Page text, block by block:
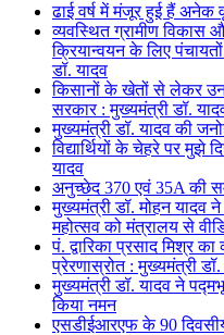
ढाई वर्ष में मंजूर हुई हैं अनेक
व्यवस्थित ग्रामीण विकास
क्रियान्वयन के लिए
डॉ. यादव
किसानों के खेतों से लेकर
सरकार : मुख्यमंत्री डॉ.
मुख्यमंत्री डॉ. यादव की
विद्यार्थियों के चेहरे पर मुझे
यादव
अनुच्छेद 370 एवं 35A की
मुख्यमंत्री डॉ. मोहन यादव
महोत्सव को मंत्रालय से
पं. द्वारिका प्रसाद मिश्र
प्रेरणास्रोत : मुख्यमंत्री डॉ.
मुख्यमंत्री डॉ. यादव ने
किया नमन
एसडीईआरएफ के 90